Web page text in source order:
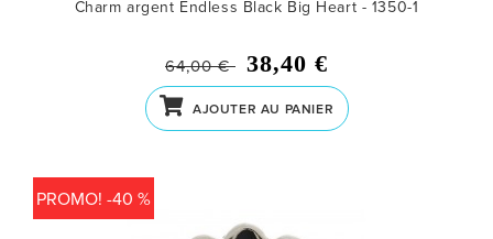
Charm argent Endless Black Big Heart - 1350-1
64,00 € 38,40 €
AJOUTER AU PANIER
PROMO! -40 %